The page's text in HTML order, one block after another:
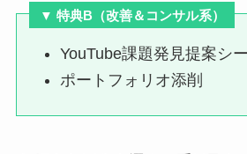
▼ 特典B（改善＆コンサル系）
YouTube課題発見提案シ
ポートフォリオ添削